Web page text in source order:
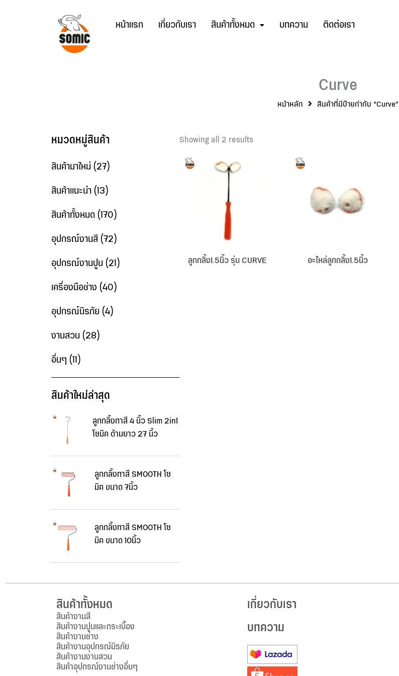
หน้าแรก เกี่ยวกับเรา สินค้าทั้งหมด บทความ ติดต่อเรา
Curve
หน้าหลัก สินค้าที่มีป้ายกำกับ “Curve”
หมวดหมู่สินค้า
สินค้ามาใหม่ (27)
สินค้าแนะนำ(13)
สินค้าทั้งหมด(170)
อุปกรณ์งานสี(72)
อุปกรณ์งานปูน (21)
เครื่องมือช่าง (40)
อุปกรณ์นิรภัย(4)
งานสวน (28)
อื่นๆ (11)
สินค้าใหม่ล่าสุด
ลูกกลิ้งทาสี 4 นิ้ว Slim 2in1
โซมิค ด้ามยาว 27 นิ้ว
ลูกกลิ้งทาสี SMOOTH โซ
มิค ขนาด 7นิ้ว
ลูกกลิ้งทาสี SMOOTH โซ
มิค ขนาด 10นิ้ว
Showing all 2 results
ลูกกลิ้ง1.5นิ้ว รุ่น CURVE อะไหล่ลูกกลิ้ง1.5นิ้ว
สินค้าทั้งหมด
สินค้างานสี
สินค้างานปูนและกระเบื้อง
สินค้างานช่าง
สินค้างานอุปกรณ์นิรภัย
สินค้างานงานสวน
สินค้าอุปกรณ์งานช่างอื่นๆ
เกี่ยวกับเรา
บทความ